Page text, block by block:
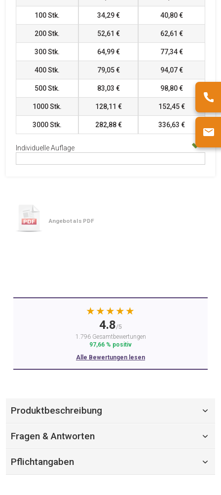
100Stk. 34,29 € 40,80 €
200Stk. 52,61 € 62,61 €
300Stk. 64,99 € 77,34 €
400Stk. 79,05 € 94,07 €
500Stk. 83,03 € 98,80 €
1000Stk. 128,11 € 152,45 €
3000Stk. 282,88 € 336,63 €
Individuelle Auflage
Angebot als PDF
★★★★★
4.8/5
1.796 Gesamtbewertungen
97,66 % positiv
Alle Bewertungen lesen
Produktbeschreibung
Fragen & Antworten
Pflichtangaben